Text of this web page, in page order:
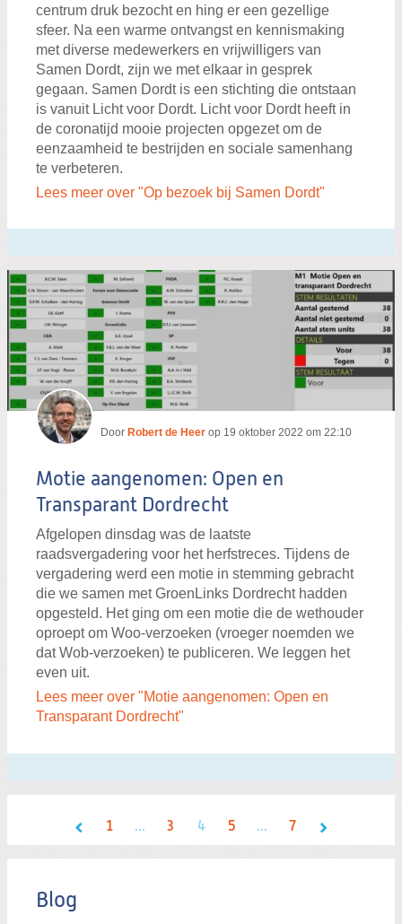
centrum druk bezocht en hing er een gezellige
sfeer. Na een warme ontvangst en kennismaking
met diverse medewerkers en vrijwilligers van
Samen Dordt, zijn we met elkaar in gesprek
gegaan. Samen Dordt is een stichting die ontstaan
is vanuit Licht voor Dordt. Licht voor Dordt heeft in
de coronatijd mooie projecten opgezet om de
eenzaamheid te bestrijden en sociale samenhang
te verbeteren.
Lees meer over "Op bezoek bij Samen Dordt"
Door Robert de Heer op 19 oktober 2022 om 22:10
Motie aangenomen: Open en
Transparant Dordrecht
Afgelopen dinsdag was de laatste
raadsvergadering voor het herfstreces. Tijdens de
vergadering werd een motie in stemming gebracht
die we samen met GroenLinks Dordrecht hadden
opgesteld. Het ging om een motie die de wethouder
oproept om Woo-verzoeken (vroeger noemden we
dat Wob-verzoeken) te publiceren. We leggen het
even uit.
Lees meer over "Motie aangenomen: Open en
Transparant Dordrecht"
1 ... 3 4 5 ... 7
Blog